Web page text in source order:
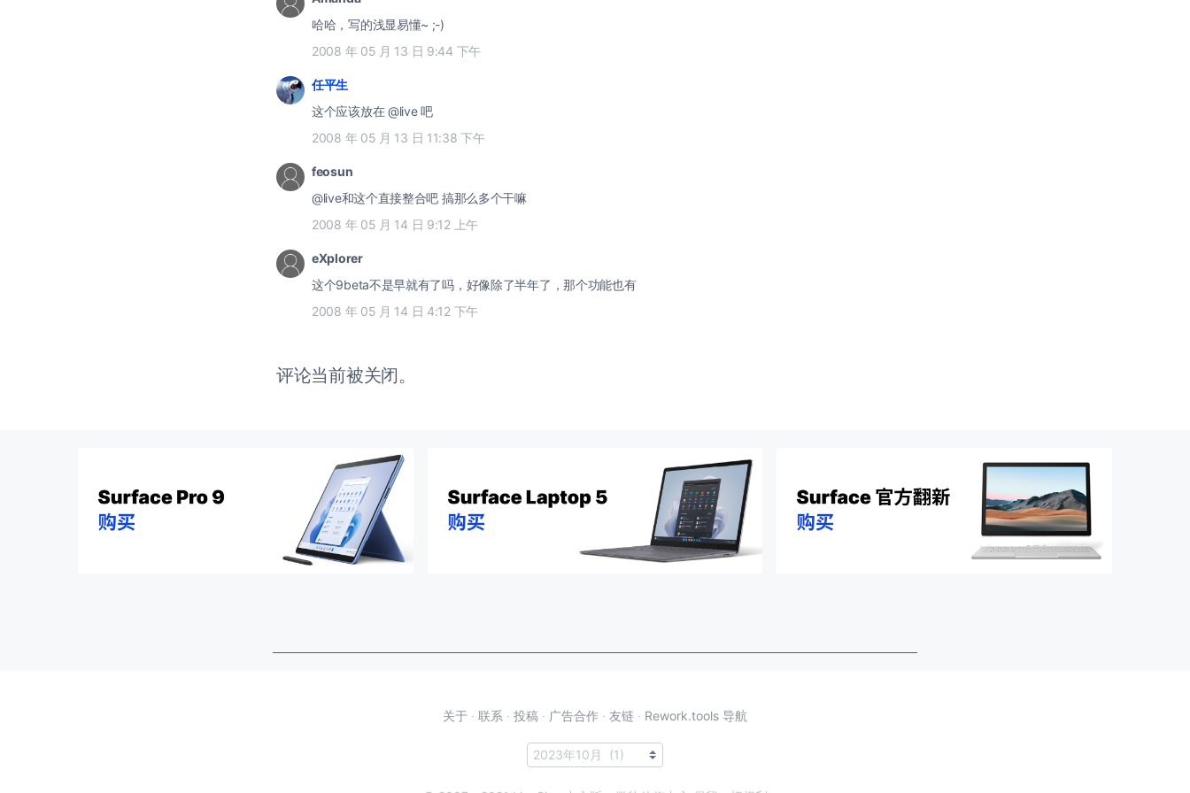
哈哈，写的浅显易懂~ ;-)
2008 年 05 月 13 日 9:44 下午
任平生
这个应该放在 @live 吧
2008 年 05 月 13 日 11:38 下午
feosun
@live和这个直接整合吧 搞那么多个干嘛
2008 年 05 月 14 日 9:12 上午
eXplorer
这个9beta不是早就有了吗，好像除了半年了，那个功能也有
2008 年 05 月 14 日 4:12 下午
评论当前被关闭。
关于 · 联系 · 投稿 · 广告合作 · 友链 · Rework.tools 导航